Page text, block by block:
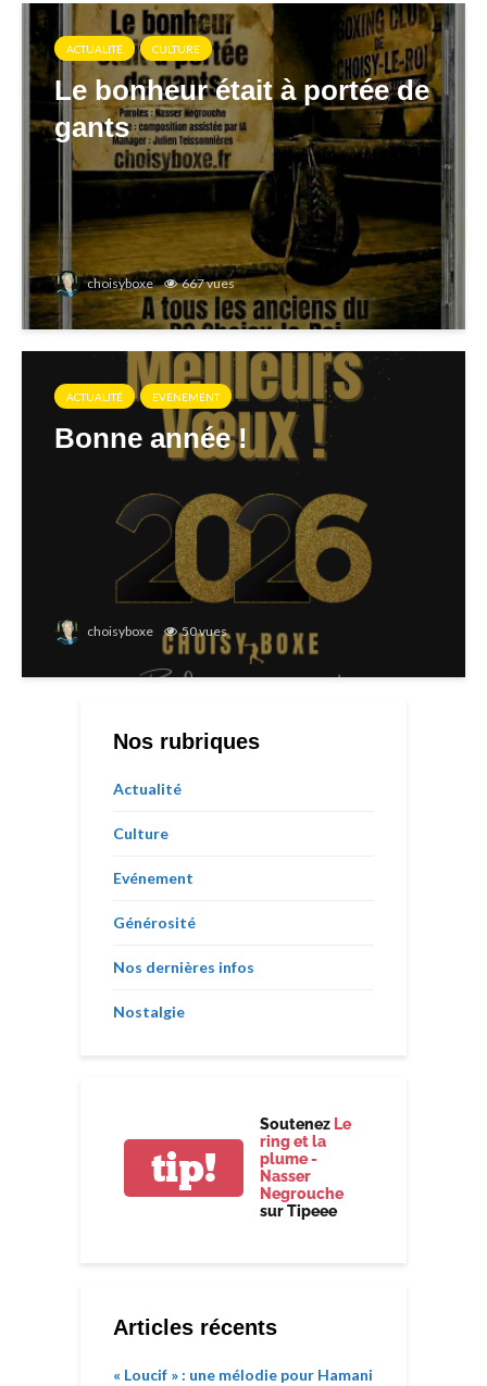
ACTUALITÉ CULTURE
Le bonheur était à portée de
gants
choisyboxe 667 vues
ACTUALITÉ EVÉNEMENT
Bonne année !
choisyboxe 50 vues
Nos rubriques
Actualité
Culture
Evénement
Générosité
Nos dernières infos
Nostalgie
tip!
Soutenez Le
ring et la
plume -
Nasser
Negrouche
sur Tipeee
Articles récents
« Loucif » : une mélodie pour Hamani